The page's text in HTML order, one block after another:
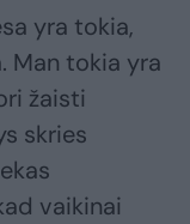
yra tokia,
Man tokia yra
žaisti
skries
vaikinai